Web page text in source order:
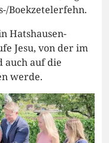
Boekzetelerfehn.
Hatshausen-
Jesu, von der im
auch auf die
werde.